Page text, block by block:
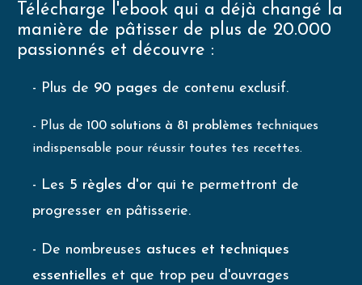
Télécharge l'ebook qui a déjà changé la
manière de pâtisser de plus de 20.000
passionnés et découvre :
- Plus de 90 pages de contenu exclusif.
- Plus de 100 solutions à 81 problèmes techniques
indispensable pour réussir toutes tes recettes.
- Les 5 règles d'or qui te permettront de
progresser en pâtisserie.
- De nombreuses astuces et techniques
essentielles et que trop peu d'ouvrages